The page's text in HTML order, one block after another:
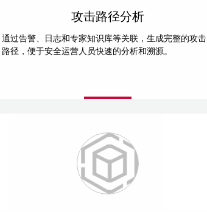
攻击路径分析
通过告警、日志和专家知识库等关联，生成完整的攻击
路径，便于安全运营人员快速的分析和溯源。